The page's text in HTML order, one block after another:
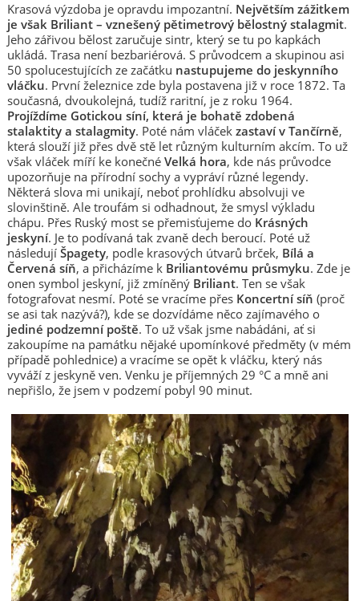
Krasová výzdoba je opravdu impozantní. Největším zážitkem
je však Briliant – vznešený pětimetrový bělostný stalagmit.
Jeho zářivou bělost zaručuje sintr, který se tu po kapkách
ukládá. Trasa není bezbariérová. S průvodcem a skupinou asi
50 spolucestujících ze začátku nastupujeme do jeskynního
vláčku. První železnice zde byla postavena již v roce 1872. Ta
současná, dvoukolejná, tudíž raritní, je z roku 1964.
Projíždíme Gotickou síní, která je bohatě zdobená
stalaktity a stalagmity. Poté nám vláček zastaví v Tančírně,
která slouží již přes dvě stě let různým kulturním akcím. To už
však vláček míří ke konečné Velká hora, kde nás průvodce
upozorňuje na přírodní sochy a vypráví různé legendy.
Některá slova mi unikají, neboť prohlídku absolvuji ve
slovinštině. Ale troufám si odhadnout, že smysl výkladu
chápu. Přes Ruský most se přemisťujeme do Krásných
jeskyní. Je to podívaná tak zvaně dech beroucí. Poté už
následují Špagety, podle krasových útvarů brček, Bílá a
Červená síň, a přicházíme k Briliantovému průsmyku. Zde je
onen symbol jeskyní, již zmíněný Briliant. Ten se však
fotografovat nesmí. Poté se vracíme přes Koncertní síň (proč
se asi tak nazývá?), kde se dozvídáme něco zajímavého o
jediné podzemní poště. To už však jsme nabádáni, ať si
zakoupíme na památku nějaké upomínkové předměty (v mém
případě pohlednice) a vracíme se opět k vláčku, který nás
vyváží z jeskyně ven. Venku je příjemných 29 °C a mně ani
nepřišlo, že jsem v podzemí pobyl 90 minut.